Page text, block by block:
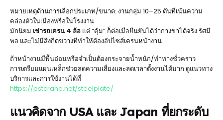
หมายเหตุด้านการเลือกประเภท/ขนาด: งานกลุ่ม 10–25 ตันที่เน้นความ
คล่องตัวในเมืองหรือในโรงงาน
มักนิยม เช่ารถเครน 4 ล้อ แต่ “คุ้ม” ก็ต่อเมื่อยืนยันได้ว่ากางขาได้จริง รัศมี
พอ และไม่มีสิ่งกีดขวางที่ทำให้ต้องอัปไซส์เครนหน้างาน
ถ้าหน้างานมีพื้นอ่อนหรือจำเป็นต้องกระจายน้ำหนัก/ทำทางชั่วคราว
การเตรียมแผ่นเหล็กช่วยลดความเสี่ยงและลดเวลาตั้งงานได้มาก ดูแนวทาง
บริการและการใช้งานได้ที่
https://pstcrane.net/steelplate/
แนวคิดจาก USA และ Japan ที่ยกระดับ